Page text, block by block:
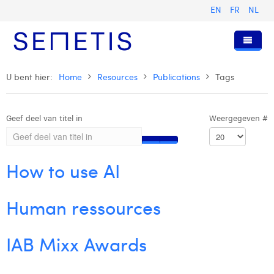
EN FR NL
Home
Diensten
Digital Advertising
Technologie
Wie zijn wij
Het Team
Camille Servais
Certificeringen
Artikels
Klanten
Digital Business Analyst
U bent hier: Home Resources Publications Tags
Geef deel van titel in Weergegeven #
How to use AI
Human ressources
IAB Mixx Awards